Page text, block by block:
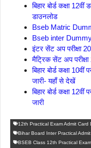
बिहार बोर्ड कक्षा
डाउनलोड
Bseb Matric
Bseb inter
इंटर सेंट अप परीक्षा
मैट्रिक सेंट अप परीक्षा
बिहार बोर्ड कक्षा
जारी- यहाँ से देखें
बिहार बोर्ड कक्षा
जारी
12th Practical Exam Admit Card
Bihar Board Inter Practical
BSEB Class 12th Practical